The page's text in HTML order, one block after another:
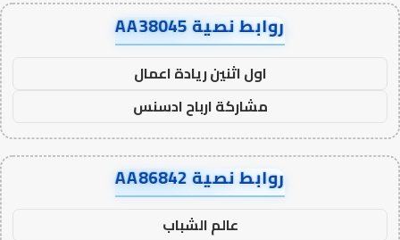
روابط نصية AA38045
اول اثنين ريادة اعمال
مشاركة ارباح ادسنس
روابط نصية AA86842
عالم الشباب